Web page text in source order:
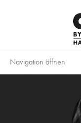
Navigation öffnen